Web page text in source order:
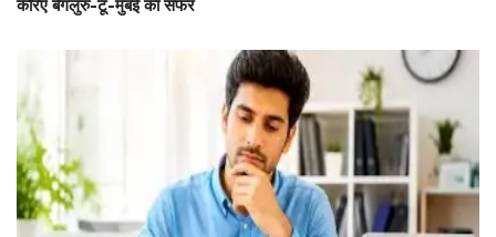
करिए बेंगलुरु-टू-मुंबई का सफर